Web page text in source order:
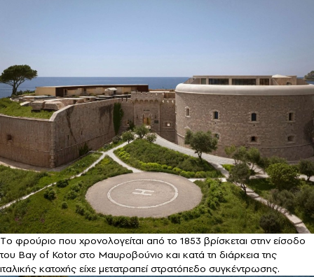
Tο φρούριο που χρονολογείται από το 1853 βρίσκεται στην είσοδο
του Bay of Kotor στο Μαυροβούνιο και κατά τη διάρκεια της
ιταλικής κατοχής είχε μετατραπεί στρατόπεδο συγκέντρωσης.